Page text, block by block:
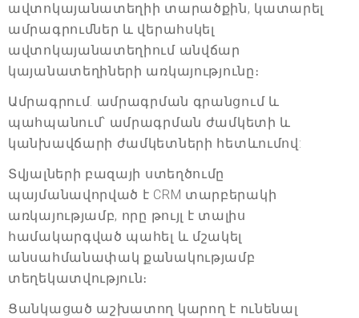
ավտոկայանատեղիի տարածքին, կատարել
ամրագրումներ և վերահսկել
ավտոկայանատեղիում անվճար
կայանատեղիների առկայությունը։
Ամրագրում. ամրագրման գրանցում և
պահպանում՝ ամրագրման ժամկետի և
կանխավճարի ժամկետների հետևումով:
Տվյալների բազայի ստեղծումը
պայմանավորված է CRM տարբերակի
առկայությամբ, որը թույլ է տալիս
համակարգված պահել և մշակել
անսահմանափակ քանակությամբ
տեղեկատվություն։
Ցանկացած աշխատող կարող է ունենալ